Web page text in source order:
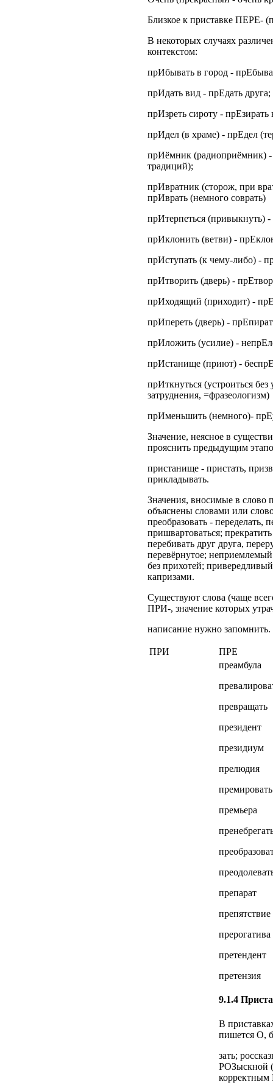
Близкое к приставке ПЕРЕ-
В некоторых случаях
контекстом:
прИбывать в город -
прИдать вид - прЕдать друга;
прИзреть сироту - прЕзирать
прИдел (в храме) - прЕдел
прИёмник (радиоприёмник) -
традиций);
прИвратник (сторож, при
прИврать (немного соврать)
прИтерпеться (привыкнуть)
прИклонить (ветви) -
прИступать (к чему-либо) -
прИтворить (дверь) -
прИходящий (приходит) -
прИпереть (дверь) -
прИложить (усилие) -
прИстанище (приют) -
прИткнуться (устроиться
затруднения, =фразеологизм)
прИменьшить (немного)-
Значение, неясное в
прояснить предыдущим
пристанище - пристать,
прикладывать.
Значения, вносимые в слово
объяснены словами или
преобразовать - переделать,
пришвартоваться;
перебивать друг друга,
перевёрнутое;
без прихотей;
капризами.
Существуют слова (чаще
ПРИ-, значение которых
написание нужно запомнить.
ПРИ
ПРЕ
преамбула
превращать
президент
президиум
прелюдия
премировать
премьера
препарат
препятствие
прерогатива
претендент
претензия
9.1.4
В
пишется О,
зать;
РОЗыскной